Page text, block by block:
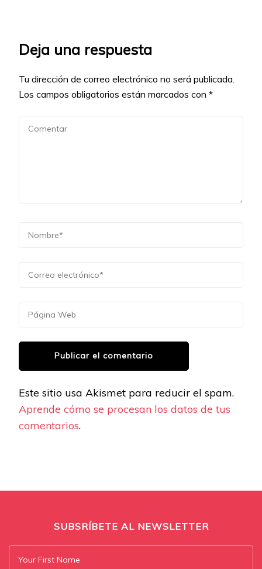
Deja una respuesta
Tu dirección de correo electrónico no será publicada.
Los campos obligatorios están marcados con *
Este sitio usa Akismet para reducir el spam.
Aprende cómo se procesan los datos de tus
comentarios.
SUBSRÍBETE AL NEWSLETTER